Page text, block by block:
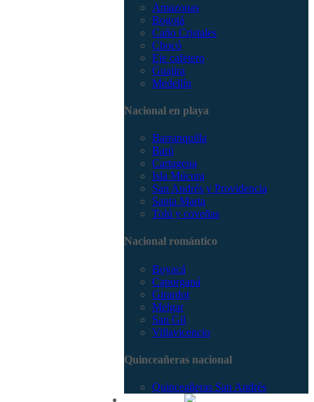
Amazonas
Bogotá
Caño Cristales
Chocó
Eje cafetero
Guajira
Medellín
Nacional en playa
Barranquilla
Barú
Cartagena
Isla Múcura
San Andrés y Providencia
Santa Marta
Tolú y coveñas
Nacional romántico
Boyacá
Capurganá
Girardot
Melgar
San Gil
Villavicencio
Quinceañeras nacional
Quinceañeras San Andrés